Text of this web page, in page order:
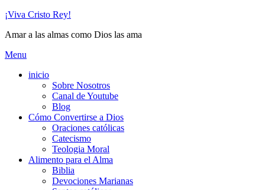
Skip
content
¡Viva Cristo Rey!
Amar a las almas como Dios las ama
Menu
inicio
Sobre Nosotros
Canal de Youtube
Blog
Cómo Convertirse a Dios
Oraciones católicas
Catecismo
Teologia Moral
Alimento para el Alma
Biblia
Devociones Marianas